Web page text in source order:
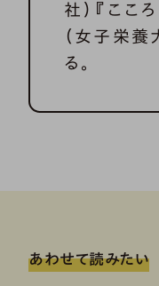
社）『ここ
（女子栄養
る。
あわせて読みたい